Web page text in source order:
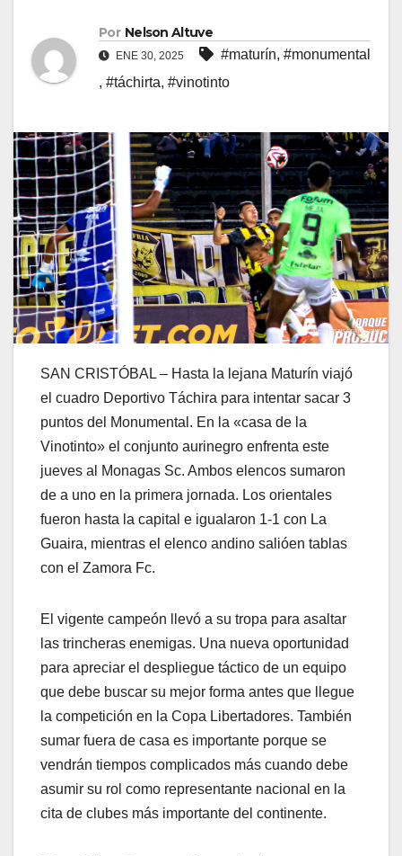
Por Nelson Altuve
ENE 30, 2025 #maturín, #monumental
, #táchirta, #vinotinto
SAN CRISTÓBAL – Hasta la lejana Maturín viajó
el cuadro Deportivo Táchira para intentar sacar 3
puntos del Monumental. En la «casa de la
Vinotinto» el conjunto aurinegro enfrenta este
jueves al Monagas Sc. Ambos elencos sumaron
de a uno en la primera jornada. Los orientales
fueron hasta la capital e igualaron 1-1 con La
Guaira, mientras el elenco andino salióen tablas
con el Zamora Fc.
El vigente campeón llevó a su tropa para asaltar
las trincheras enemigas. Una nueva oportunidad
para apreciar el despliegue táctico de un equipo
que debe buscar su mejor forma antes que llegue
la competición en la Copa Libertadores. También
sumar fuera de casa es importante porque se
vendrán tiempos complicados más cuando debe
asumir su rol como representante nacional en la
cita de clubes más importante del continente.